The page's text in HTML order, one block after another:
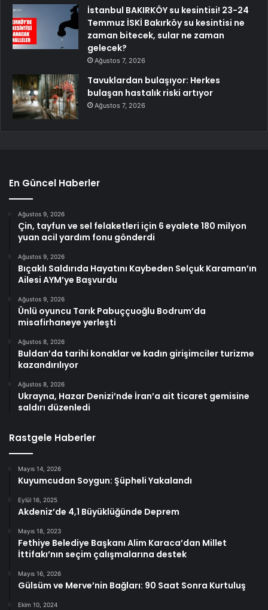
İstanbul BAKIRKÖY su kesintisi! 23-24
Temmuz İSKİ Bakırköy su kesintisi ne
zaman bitecek, sular ne zaman
gelecek?
Ağustos 7, 2026
Tavuklardan bulaşıyor: Herkes
bulaşan hastalık riski artıyor
Ağustos 7, 2026
En Güncel Haberler
Ağustos 9, 2026
Çin, tayfun ve sel felaketleri için 6 eyalete 180 milyon
yuan acil yardım fonu gönderdi
Ağustos 9, 2026
Bıçaklı Saldırıda Hayatını Kaybeden Selçuk Karaman’ın
Ailesi AYM’ye Başvurdu
Ağustos 9, 2026
Ünlü oyuncu Tarık Pabuççuoğlu Bodrum’da
misafirhaneye yerleşti
Ağustos 8, 2026
Buldan’da tarihi konaklar ve kadın girişimciler turizme
kazandırılıyor
Ağustos 8, 2026
Ukrayna, Hazar Denizi’nde İran’a ait ticaret gemisine
saldırı düzenledi
Rastgele Haberler
Mayıs 14, 2026
Kuyumcudan Soygun: Şüpheli Yakalandı
Eylül 16, 2025
Akdeniz’de 4,1 Büyüklüğünde Deprem
Mayıs 18, 2023
Fethiye Belediye Başkanı Alim Karaca’dan Millet
İttifakı’nın seçim çalışmalarına destek
Mayıs 16, 2026
Gülsüm ve Merve’nin Bağları: 90 Saat Sonra Kurtuluş
Ekim 10, 2024